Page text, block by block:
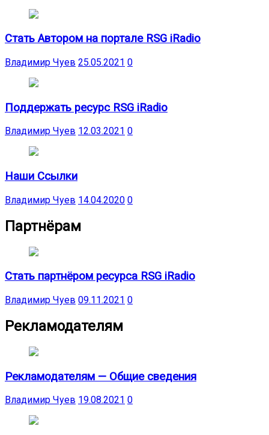
Стать Автором на портале RSG iRadio
Владимир Чуев 25.05.2021 0
Поддержать ресурс RSG iRadio
Владимир Чуев 12.03.2021 0
Наши Ссылки
Владимир Чуев 14.04.2020 0
Партнёрам
Стать партнёром ресурса RSG iRadio
Владимир Чуев 09.11.2021 0
Рекламодателям
Рекламодателям — Общие сведения
Владимир Чуев 19.08.2021 0